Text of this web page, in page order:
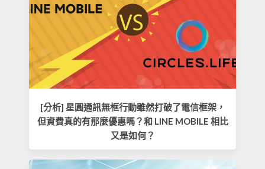
[分析] 星圓通訊無框行動雖然打破了電信框架，
但資費真的有那麼優惠嗎？和 LINE MOBILE 相比
又是如何？